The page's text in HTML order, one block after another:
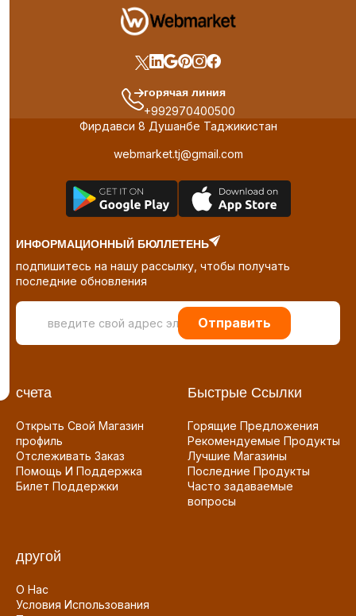
горячая линия
+992970400500
Фирдавси 8 Душанбе Таджикистан
webmarket.tj@gmail.com
ИНФОРМАЦИОННЫЙ БЮЛЛЕТЕНЬ
подпишитесь на нашу рассылку, чтобы получать
последние обновления
Отправить
счета
Открыть Свой Магазин
профиль
Отслеживать Заказ
Помощь И Поддержка
Билет Поддержки
Быстрые Ссылки
Горящие Предложения
Рекомендуемые Продукты
Лучшие Магазины
Последние Продукты
Часто задаваемые
вопросы
другой
О Нас
Условия Использования